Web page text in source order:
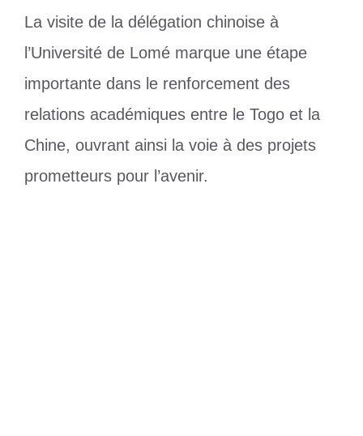
La visite de la délégation chinoise à
l’Université de Lomé marque une étape
importante dans le renforcement des
relations académiques entre le Togo et la
Chine, ouvrant ainsi la voie à des projets
prometteurs pour l’avenir.